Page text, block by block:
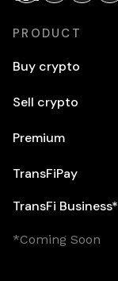
PRODUCT
Buy crypto
Sell crypto
Premium
TransFiPay
TransFi Business*
*Coming Soon